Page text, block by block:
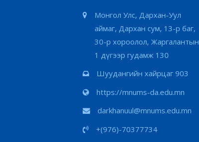
Монгол Улс, Дархан-Уул
аймаг, Дархан сум, 13-р баг,
30-р хороолол, Жаргалантын
1 дүгээр гудамж 130
Шуудангийн хайрцаг 903
https://mnums-da.edu.mn
darkhanuul@mnums.edu.mn
+(976)-70377734